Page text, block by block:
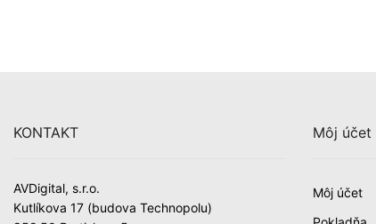
KONTAKT
AVDigital, s.r.o.
Kutlíkova 17 (budova Technopolu)
Môj účet
Môj účet